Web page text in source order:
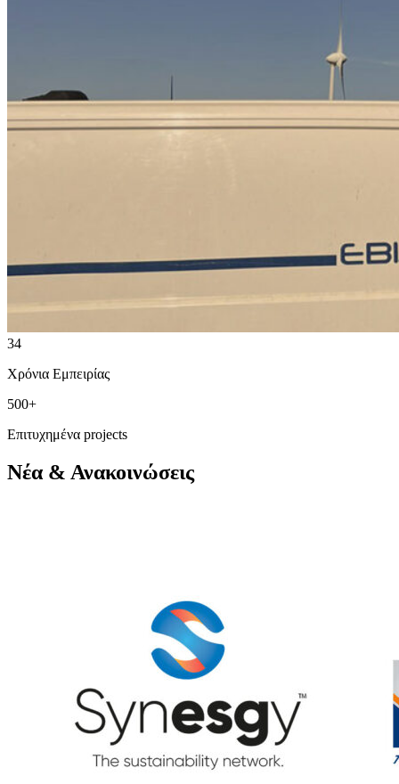
34
Χρόνια Εμπειρίας
500+
Επιτυχημένα projects
Νέα & Ανακοινώσεις